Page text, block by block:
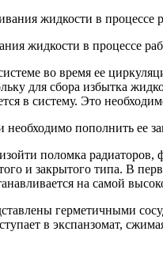
жидкости в процессе
во время ее
для сбора избытка
в систему. Это
пополнить ее
поломка
и закрытого типа. В
на самой
герметичными
в экспанзомат,